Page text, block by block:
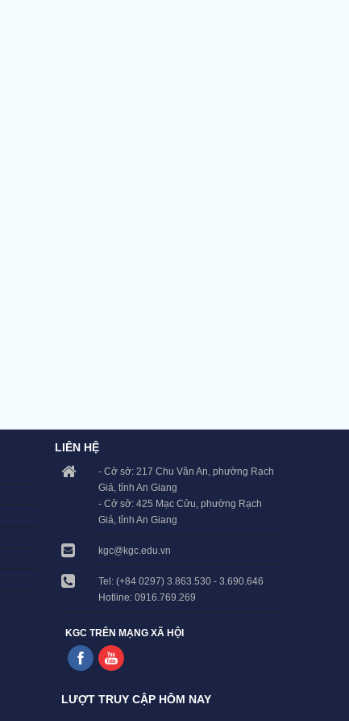
LIÊN HỆ
- Cở sở: 217 Chu Văn An, phường Rạch
Giá, tỉnh An Giang
- Cở sở: 425 Mạc Cửu, phường Rạch
Giá, tỉnh An Giang
kgc@kgc.edu.vn
Tel: (+84 0297) 3.863.530 - 3.690.646
Hotline: 0916.769.269
KGC TRÊN MẠNG XÃ HỘI
LƯỢT TRUY CẬP HÔM NAY